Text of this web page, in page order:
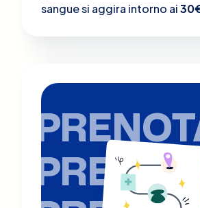
sangue si aggira intorno ai